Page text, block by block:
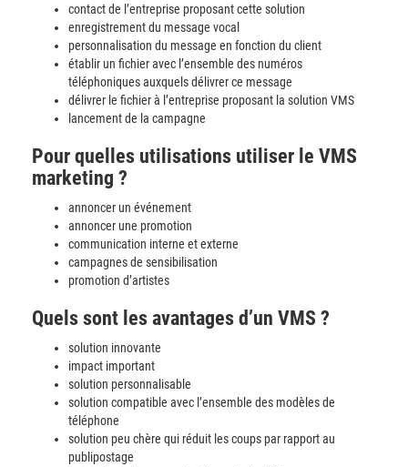
contact de l’entreprise proposant cette solution
enregistrement du message vocal
personnalisation du message en fonction du client
établir un fichier avec l’ensemble des numéros
téléphoniques auxquels délivrer ce message
délivrer le fichier à l’entreprise proposant la solution VMS
lancement de la campagne
Pour quelles utilisations utiliser le VMS
marketing ?
annoncer un événement
annoncer une promotion
communication interne et externe
campagnes de sensibilisation
promotion d’artistes
Quels sont les avantages d’un VMS ?
solution innovante
impact important
solution personnalisable
solution compatible avec l’ensemble des modèles de
téléphone
solution peu chère qui réduit les coups par rapport au
publipostage